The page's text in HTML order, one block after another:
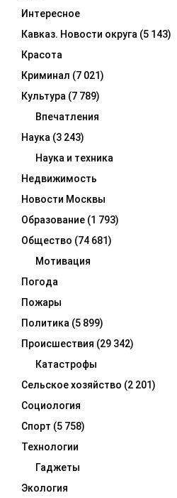
Интересное
Кавказ. Новости округа (5 143)
Красота
Криминал (7 021)
Культура (7 789)
Впечатления
Наука (3 243)
Наука и техника
Недвижимость
Новости Москвы
Образование (1 793)
Общество (74 681)
Мотивация
Погода
Пожары
Политика (5 899)
Происшествия (29 342)
Катастрофы
Сельское хозяйство (2 201)
Социология
Спорт (5 758)
Технологии
Гаджеты
Экология